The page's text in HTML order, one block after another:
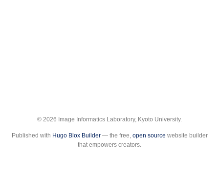
© 2026 Image Informatics Laboratory, Kyoto University.
Published with Hugo Blox Builder— the free, open source website builder
that empowers creators.